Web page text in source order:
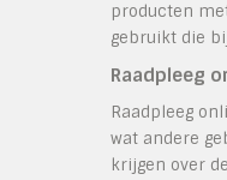
producten
gebruikt die
Raadpleeg
Raadpleeg
wat andere
krijgen over